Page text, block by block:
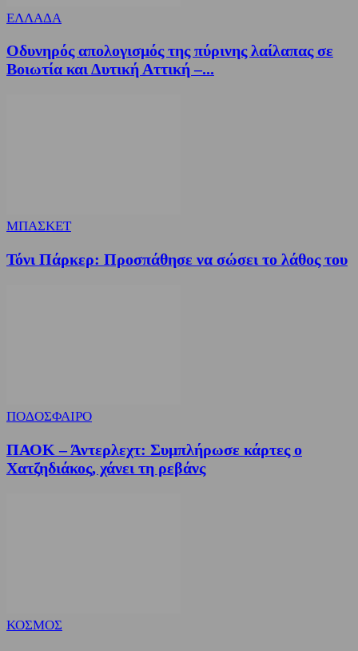
ΕΛΛΑΔΑ
Οδυνηρός απολογισμός της πύρινης λαίλαπας σε
Βοιωτία και Δυτική Αττική –...
ΜΠΑΣΚΕΤ
Τόνι Πάρκερ: Προσπάθησε να σώσει το λάθος του
ΠΟΔΟΣΦΑΙΡΟ
ΠΑΟΚ – Άντερλεχτ: Συμπλήρωσε κάρτες ο
Χατζηδιάκος, χάνει τη ρεβάνς
ΚΟΣΜΟΣ